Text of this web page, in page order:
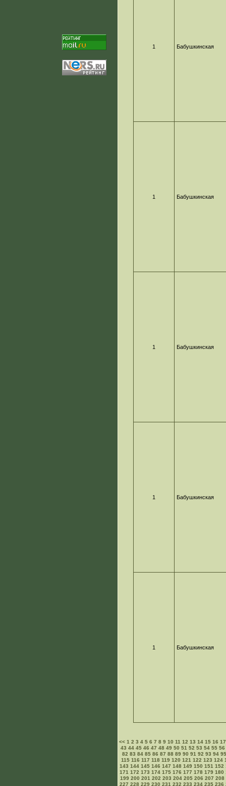
1 Бабушкинская
1 Бабушкинская
1 Бабушкинская
1 Бабушкинская
1 Бабушкинская
<<1 2 3 4 5 6 7 8 9 10 11 12 13 14 15 16 17
43 44 45 46 47 48 49 50 51 52 53 54 55 56
82 83 84 85 86 87 88 89 90 91 92 93 94 95
115 116 117 118 119 120 121 122 123 124
143 144 145 146 147 148 149 150 151 152
171 172 173 174 175 176 177 178 179 180
199 200 201 202 203 204 205 206 207 208
227 228 229 230 231 232 233 234 235 236